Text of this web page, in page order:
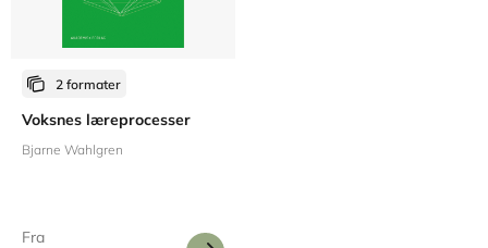
2 formater
Voksnes læreprocesser
Bjarne Wahlgren
Fra